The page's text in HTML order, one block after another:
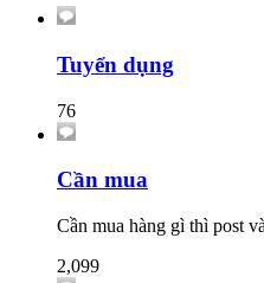
Tuyển dụng
76
Cần mua
Cần mua hàng gì thì post
2,099